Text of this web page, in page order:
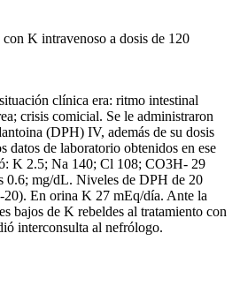
K intravenoso a dosis de 120
clínica era: ritmo intestinal
crisis comicial. Se le administraron
(DPH) IV, además de su dosis
datos de laboratorio obtenidos en ese
K 2.5; Na 140; Cl 108; CO3H- 29
0.6; mg/dL. Niveles de DPH de 20
20). En orina K 27 mEq/día. Ante la
bajos de K rebeldes al tratamiento con
interconsulta al nefrólogo.